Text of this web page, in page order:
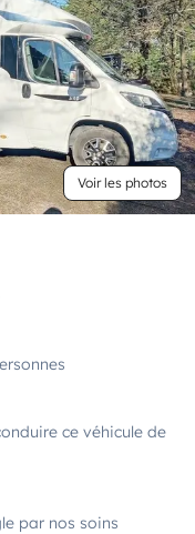
Voir les photos
ce véhicule de
par nos soins